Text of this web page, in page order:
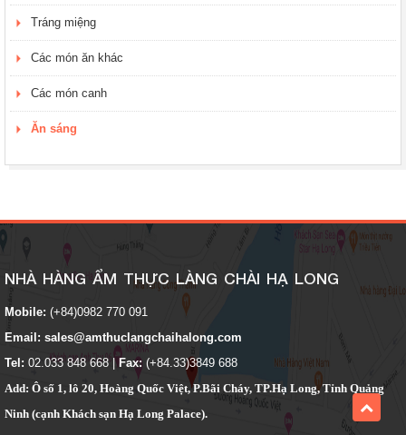
Tráng miệng
Các món ăn khác
Các món canh
Ăn sáng
NHÀ HÀNG ẨM THỰC LÀNG CHÀI HẠ LONG
Mobile: (+84)0982 770 091
Email: sales@amthuclangchaihalong.com
Tel: 02.033 848 668 Fax: (+84.33)3849 688
Add: Ô số 1, lô 20, Hoàng Quốc Việt, P.Bãi Cháy, TP.Hạ Long, Tỉnh Quảng
Ninh (cạnh Khách sạn Hạ Long Palace).